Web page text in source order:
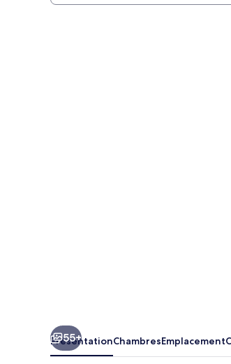
55+
PrésentationChambresEmplacement